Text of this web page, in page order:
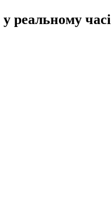
у реальному часі